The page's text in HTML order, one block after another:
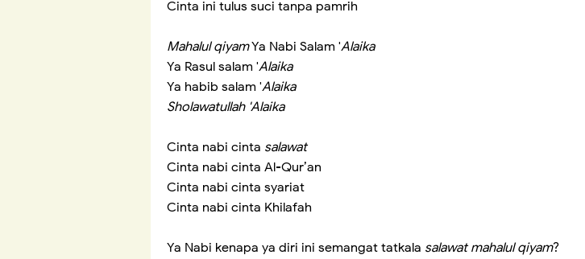
Cinta ini tulus suci tanpa pamrih
Mahalul qiyamYa Nabi Salam 'Alaika
Ya Rasul salam 'Alaika
Ya habib salam 'Alaika
Sholawatullah 'Alaika
Cinta nabi cinta salawat
Cinta nabi cinta Al-Qur’an
Cinta nabi cinta syariat
Cinta nabi cinta Khilafah
Ya Nabi kenapa ya diri ini semangat tatkala salawat mahalul qiyam?